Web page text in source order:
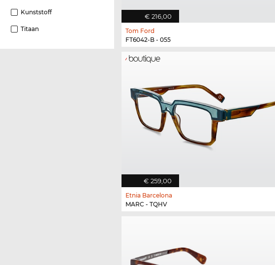
Kunststoff
Titaan
€ 216,00
Tom Ford
FT6042-B - 055
€ 259,00
Etnia Barcelona
MARC - TQHV